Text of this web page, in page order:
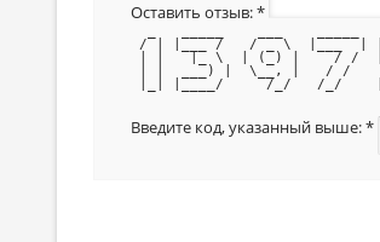
Оставить отзыв:*
/ | |___ /   / _ \  |___  | |
| |   |_ \  | (_) |    / /
| |  ___) |  \__, |   / /
|_| |____/     /_/   /_/
Введите код, указанный выше:*